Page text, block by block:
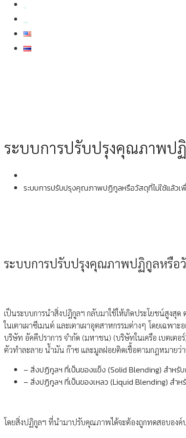
ระบบการปรับปรุงคุณภาพป
ระบบการปรับปรุงคุณภาพปฏิกูลหรือวัสดุที่ไม่ใช้แล้วเ
ระบบการปรับปรุงคุณภาพปฏิกูลหรือ
เป็นระบบการนำสิ่งปฎิกูลฯ กลับมาใช้ให้เกิดประโยชน์สูง
ในเตาเผาซีเมนต์ และเตาเผาอุตสาหกรรมต่างๆ โดยเฉพา
บริษัท อัคคีปราการ จำกัด (มหาชน) (บริษัทในเครือ เบตเตอ
ตัวทำละลาย น้ำมัน ก๊าซ และมูลฝอยติดเชื้อตามกฎหมายว่
– สิ่งปฏิกูลฯ ที่เป็นของแข็ง (Solid Blending) สำหรั
– สิ่งปฏิกูลฯ ที่เป็นของเหลว (Liquid Blending) สำห
โดยสิ่งปฏิกูลฯ ที่นำมาปรับคุณภาพได้จะต้องถูกทดสอบองค์